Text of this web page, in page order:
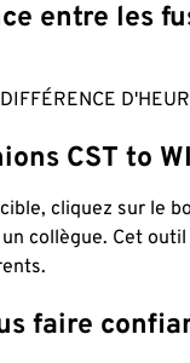
entre les
CST to
cliquez sur le
collègue. Cet
faire